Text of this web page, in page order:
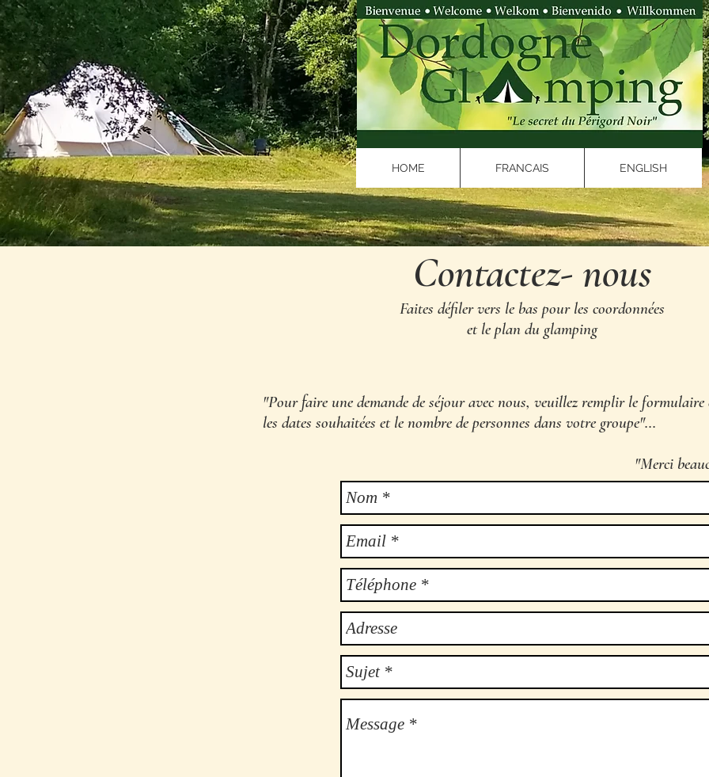
HOME FRANCAIS ENGLISH
Contactez- nous
Faites défiler vers le bas pour les coordonnées
et le plan du glamping
"Pour faire une demande de séjour avec nous, veuillez remplir le
les dates souhaitées et le nombre de personnes dans votre groupe"...
"Merci